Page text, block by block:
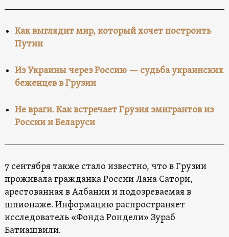
Как выглядит мир, который хочет построить
Путин
Из Украины через Россию — судьба украинских
беженцев в Грузии
Не враги. Как встречает Грузия эмигрантов из
России и Беларуси
7 сентября также стало известно, что в Грузии
проживала гражданка России Лана Сатори,
арестованная в Албании и подозреваемая в
шпионаже. Информацию распространяет
исследователь «Фонда Рондели» Зураб
Батиашвили.